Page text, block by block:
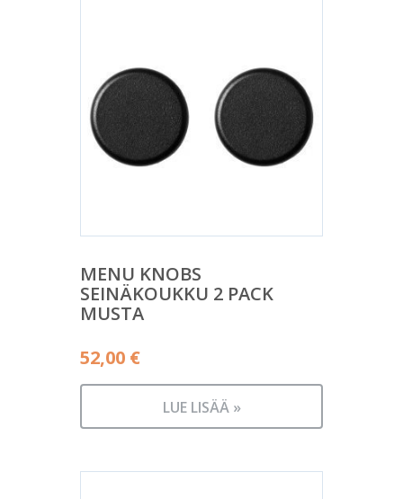
MENU KNOBS
SEINÄKOUKKU 2 PACK
MUSTA
52,00 €
LUE LISÄÄ »